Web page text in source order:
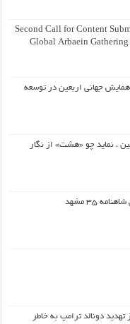
Second Call for Content
Global Arbaein
جهانی اربعین در توسعه
، نماید چو «هشت» از نگار
۳۵ مشهد
دونالد ترامپ به خاطر